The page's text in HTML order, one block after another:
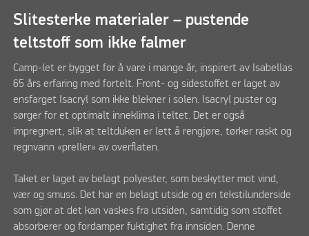
Slitesterke materialer – pustende
teltstoff som ikke falmer
Camp-let er bygget for å vare i mange år, inspirert av Isabellas
65 års erfaring med fortelt. Front- og sidestoffet er laget av
ensfarget Isacryl som ikke blekner i solen. Isacryl puster og
sørger for et optimalt inneklima i teltet. Det er også
impregnert, slik at teltduken er lett å rengjøre, tørker raskt og
regnvann «preller» av overflaten.
Taket er laget av belagt polyester, som beskytter mot vind,
vær og smuss. Det har en belagt utside og en tekstilunderside
som gjør at det kan vaskes fra utsiden, samtidig som stoffet
absorberer og fordamper fuktighet fra innsiden. Denne